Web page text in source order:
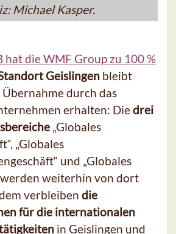
Michael Kasper.
hat die WMF Group zu 100 %
Geislingen bleibt
durch das
erhalten: Diedrei
„Globales
„Globales
und „Globales
weiterhin von dort
verbleiben die
für die internationalen
in Geislingen und